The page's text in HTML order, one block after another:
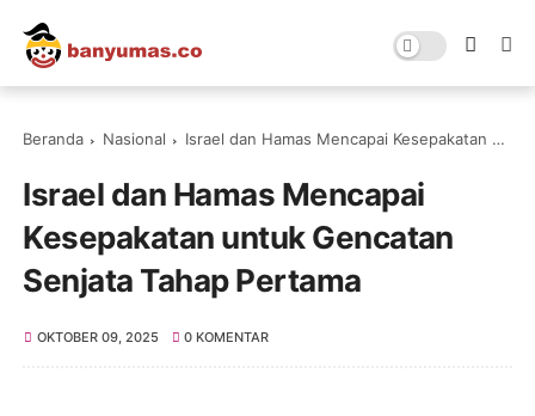
Beranda Nasional Israel dan Hamas Mencapai Kesepakatan untuk Gencatan Senjata Tahap Pertama
Israel dan Hamas Mencapai
Kesepakatan untuk Gencatan
Senjata Tahap Pertama
OKTOBER 09, 2025 0 KOMENTAR